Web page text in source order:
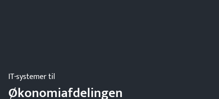
IT-systemer til
Økonomiafdelingen